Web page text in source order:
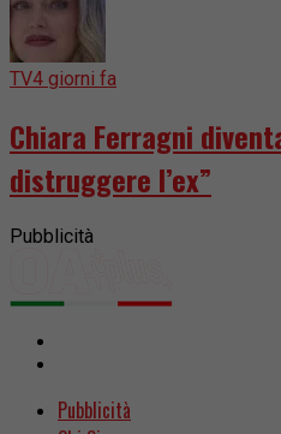
TV4 giorni fa
Chiara Ferragni
distruggere l’ex”
Pubblicità
Pubblicità